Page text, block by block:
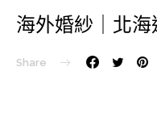
海外婚紗｜北
Share